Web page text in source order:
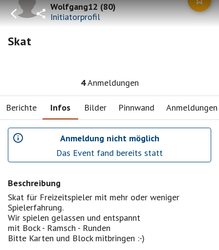
Wolfgang12(80)
Initiatorprofil
Skat
4Anmeldungen
Berichte Infos Bilder Pinnwand Anmeldungen
Anmeldung nicht möglich
Das Event fand bereits statt
Beschreibung
Skat für Freizeitspieler mit mehr oder weniger
Spielerfahrung.
Wir spielen gelassen und entspannt
mit Bock - Ramsch - Runden
Bitte Karten und Block mitbringen :-)